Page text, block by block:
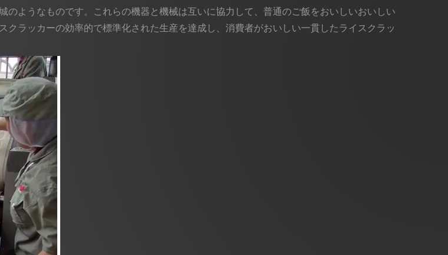
ようなものです。これらの機器と機械は互いに協力して、普通のご飯をおいしいおいしい
ラッカーの効率的で標準化された生産を達成し、消費者がおいしい一貫したライスクラッ